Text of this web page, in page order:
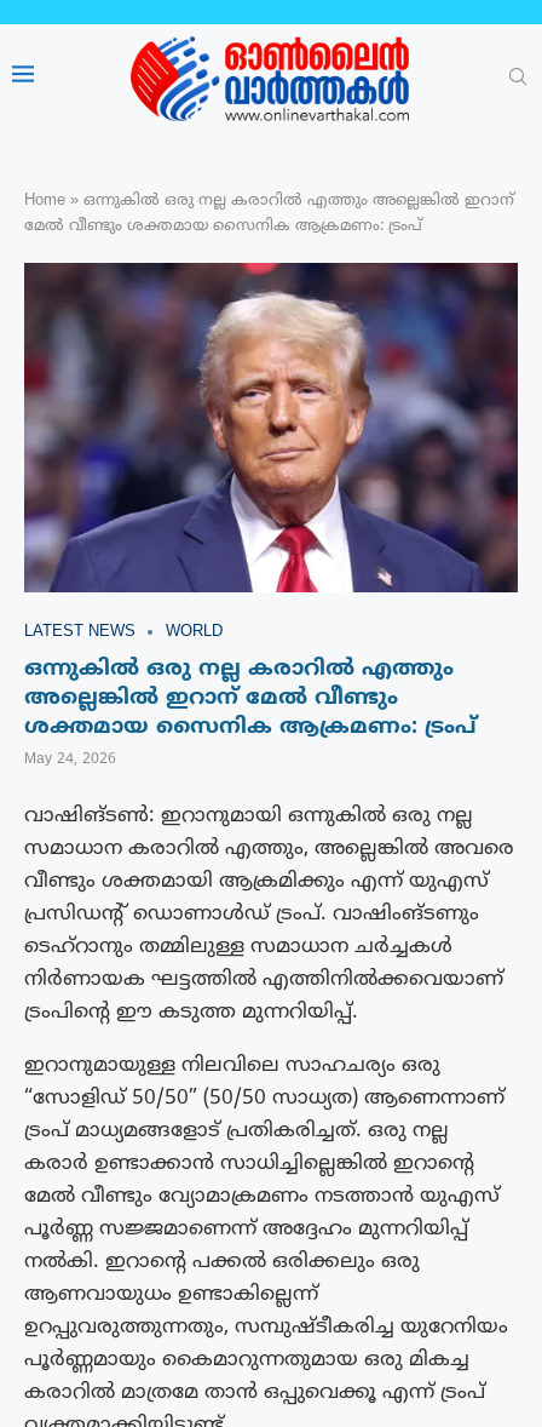
Home » ഒന്നുകിൽ ഒരു നല്ല കരാറിൽ എത്തും അല്ലെങ്കിൽ ഇറാന്
മേൽ വീണ്ടും ശക്തമായ സൈനിക ആക്രമണം: ട്രംപ്
LATEST NEWS WORLD
ഒന്നുകിൽ ഒരു നല്ല കരാറിൽ എത്തും
അല്ലെങ്കിൽ ഇറാന് മേൽ വീണ്ടും
ശക്തമായ സൈനിക ആക്രമണം: ട്രംപ്
May 24, 2026
വാഷിങ്ടൺ: ഇറാനുമായി ഒന്നുകിൽ ഒരു നല്ല
സമാധാന കരാറിൽ എത്തും, അല്ലെങ്കിൽ അവരെ
വീണ്ടും ശക്തമായി ആക്രമിക്കും എന്ന് യുഎസ്
പ്രസിഡന്റ് ഡൊണാൾഡ് ട്രംപ്. വാഷിംങ്ടണും
ടെഹ്‌റാനും തമ്മിലുള്ള സമാധാന ചർച്ചകൾ
നിർണായക ഘട്ടത്തിൽ എത്തിനിൽക്കവെയാണ്
ട്രംപിന്റെ ഈ കടുത്ത മുന്നറിയിപ്പ്.
ഇറാനുമായുള്ള നിലവിലെ സാഹചര്യം ഒരു
“സോളിഡ് 50/50” (50/50 സാധ്യത) ആണെന്നാണ്
ട്രംപ് മാധ്യമങ്ങളോട് പ്രതികരിച്ചത്. ഒരു നല്ല
കരാർ ഉണ്ടാക്കാൻ സാധിച്ചില്ലെങ്കിൽ ഇറാന്റെ
മേൽ വീണ്ടും വ്യോമാക്രമണം നടത്താൻ യുഎസ്
പൂർണ്ണ സജ്ജമാണെന്ന് അദ്ദേഹം മുന്നറിയിപ്പ്
നൽകി. ഇറാന്റെ പക്കൽ ഒരിക്കലും ഒരു
ആണവായുധം ഉണ്ടാകില്ലെന്ന്
ഉറപ്പുവരുത്തുന്നതും, സമ്പുഷ്ടീകരിച്ച യുറേനിയം
പൂർണ്ണമായും കൈമാറുന്നതുമായ ഒരു മികച്ച
കരാറിൽ മാത്രമേ താൻ ഒപ്പുവെക്കൂ എന്ന് ട്രംപ്